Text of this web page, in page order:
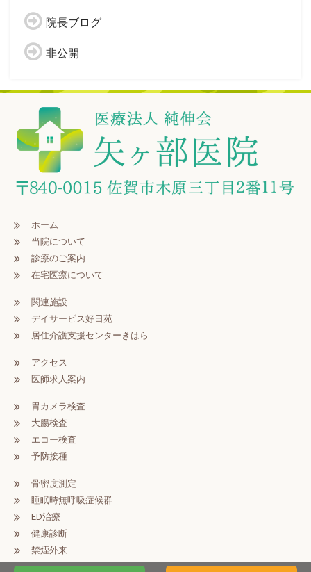
院長ブログ
非公開
ホーム
当院について
診療のご案内
在宅医療について
関連施設
デイサービス好日苑
居住介護支援センターきはら
アクセス
医師求人案内
胃カメラ検査
大腸検査
エコー検査
予防接種
骨密度測定
睡眠時無呼吸症候群
ED治療
健康診断
禁煙外来